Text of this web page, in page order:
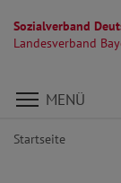
Sozialverband
Landesverband
Direkt zu den
MENÜ
Startseite